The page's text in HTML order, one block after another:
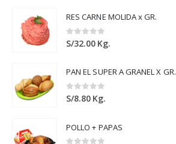
RES CARNE MOLIDA x GR.
0out of 5
S/32.00 Kg.
PAN EL SUPER A GRANEL X GR.
0out of 5
S/8.80 Kg.
POLLO + PAPAS